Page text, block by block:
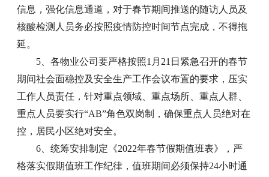
信息，强化信息通道，对于春节期间推送的随访人员及
核酸检测人员务必按照疫情防控时间节点完成，不得拖
延。
5、各物业公司要严格按照1月21日紧急召开的春节
期间社会面稳控及安全生产工作会议布置的要求，压实
工作人员责任，针对重点领域、重点场所、重点人群、
重点人员要实行“AB”角色双岗制，确保重点人员绝对在
控，居民小区绝对安全。
6、统筹安排制定《2022年春节假期值班表》，严
格落实假期值班工作纪律，值班期间必须保持24小时通